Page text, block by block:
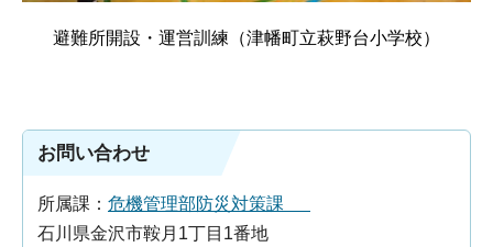
避難所開設・運営訓練（津幡町立萩野台小学校）
お問い合わせ
所属課： 危機管理部防災対策課
石川県金沢市鞍月1丁目1番地